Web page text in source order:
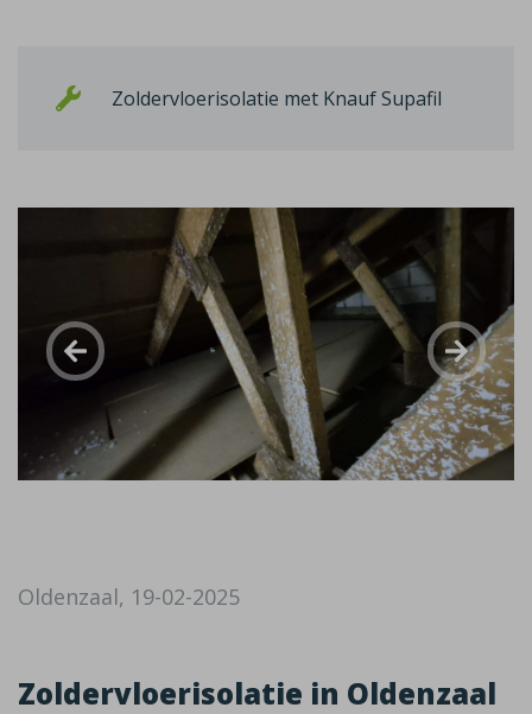
Zoldervloerisolatie met Knauf Supafil
Oldenzaal, 19-02-2025
Zoldervloerisolatie in Oldenzaal